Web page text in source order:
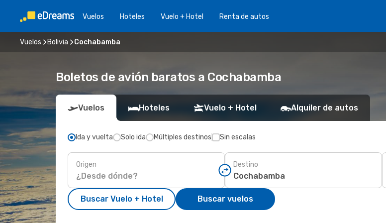
Vuelos Hoteles Vuelo + Hotel Renta de autos
Vuelos Bolivia Cochabamba
Boletos de avión baratos a Cochabamba
Vuelos Hoteles Vuelo + Hotel Alquiler de autos
Ida y vuelta Solo ida Múltiples destinos Sin escalas
Origen Destino
Buscar Vuelo + Hotel Buscar vuelos